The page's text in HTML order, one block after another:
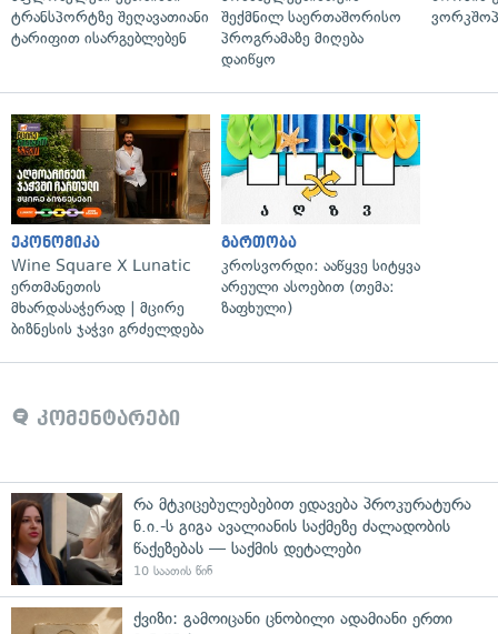
ტრანსპორტზე შეღავათიანი
ტარიფით ისარგებლებენ
შექმნილ საერთაშორისო
პროგრამაზე მიღება
დაიწყო
ეკონომიკა
Wine Square X Lunatic
ერთმანეთის
მხარდასაჭერად | მცირე
ბიზნესის ჯაჭვი გრძელდება
გართობა
კროსვორდი: ააწყვე სიტყვა
არეული ასოებით (თემა:
ზაფხული)
კომენტარები
რა მტკიცებულებებით ედავება პროკურატურა
ნ.ი.-ს გიგა ავალიანის საქმეზე ძალადობის
წაქეზებას — საქმის დეტალები
10 საათის წინ
ქვიზი: გამოიცანი ცნობილი ადამიანი ერთი